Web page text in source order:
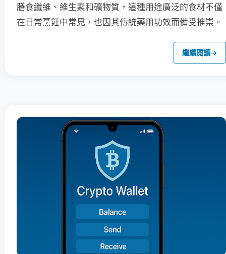
膳食纖維、維生素和礦物質，這種用途廣泛的食材不僅
在日常烹飪中常見，也因其傳統藥用功效而備受推崇。
繼續閱讀→